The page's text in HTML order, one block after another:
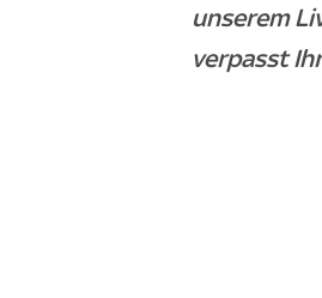
unserem
verpasst